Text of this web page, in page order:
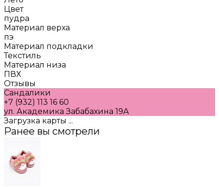
Цвет
пудра
Материал верха
пэ
Материал подкладки
Текстиль
Материал низа
ПВХ
Отзывы
Сандалики
+7 (932) 113 16 60
ул. Академика Забабахина 19А
Загрузка карты ...
Ранее вы смотрели